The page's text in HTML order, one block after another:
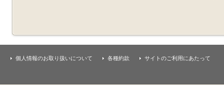
個人情報のお取り扱いについて 各種約款 サイトのご利用にあたって